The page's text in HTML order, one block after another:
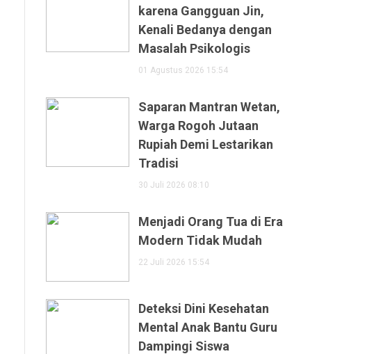
karena Gangguan Jin,
Kenali Bedanya dengan
Masalah Psikologis
01 Agustus 2026 15:54
Saparan Mantran Wetan,
Warga Rogoh Jutaan
Rupiah Demi Lestarikan
Tradisi
30 Juli 2026 08:10
Menjadi Orang Tua di Era
Modern Tidak Mudah
22 Juli 2026 15:54
Deteksi Dini Kesehatan
Mental Anak Bantu Guru
Dampingi Siswa